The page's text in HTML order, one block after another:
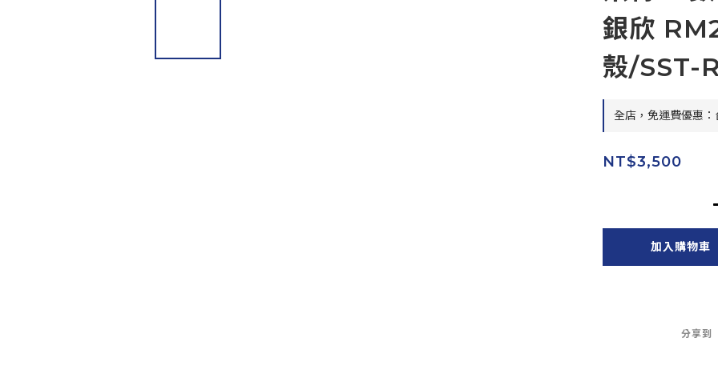
銀欣
殼/SST-
全店，免運費優惠
NT$3,500
加入購物車
分享到